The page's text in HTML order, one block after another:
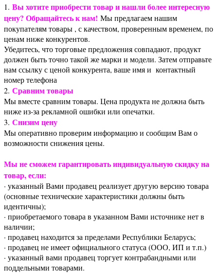
1. Вы хотите приобрести товар и нашли более интересную
цену? Обращайтесь к нам! Мы предлагаем нашим
покупателям товары , с качеством, проверенным временем, по
ценам ниже конкурентов.
Убедитесь, что торговые предложения совпадают, продукт
должен быть точно такой же марки и модели. Затем отправьте
нам ссылку с ценой конкурента, ваше имя и контактный
номер телефона
2. Сравним товары
Мы вместе сравним товары. Цена продукта не должна быть
ниже из-за рекламной ошибки или опечатки.
3. Снизим цену
Мы оперативно проверим информацию и сообщим Вам о
возможности снижения цены.
Мы не сможем гарантировать индивидуальную скидку на
товар, если:
· указанный Вами продавец реализует другую версию товара
(основные технические характеристики должны быть
идентичны);
· приобретаемого товара в указанном Вами источнике нет в
наличии;
· продавец находится за пределами Республики Беларусь;
· продавец не имеет официального статуса (ООО, ИП и т.п.)
· указанный вами продавец торгует контрабандными или
поддельными товарами.